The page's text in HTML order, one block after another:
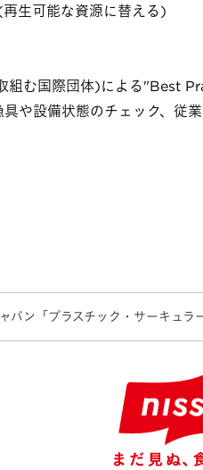
再生可能な資源に替える)
組む国際団体)による
や設備状態のチェック、従
パン「プラスチック・サーキュラ